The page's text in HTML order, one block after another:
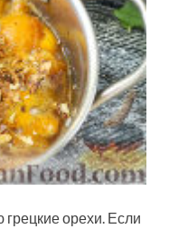
грецкие орехи. Если